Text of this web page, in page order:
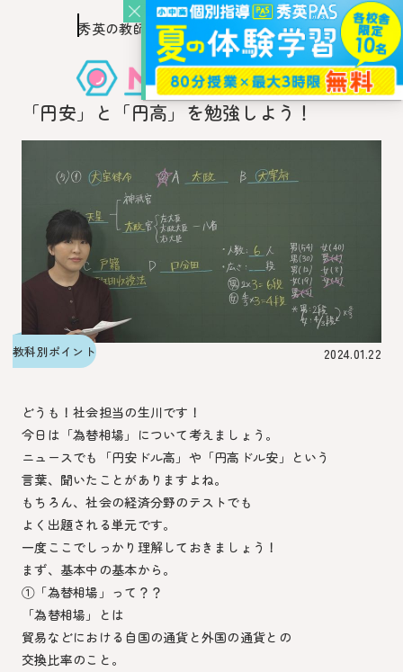
このページの本文へ移動
秀英の教師を知り、
秀英の教師から教わるウェブ・メディア
「円安」と「円高」を勉強しよう！
教科別ポイント 2024.01.22
どうも！社会担当の生川です！
今日は「為替相場」について考えましょう。
ニュースでも「円安ドル高」や「円高ドル安」という
言葉、聞いたことがありますよね。
もちろん、社会の経済分野のテストでも
よく出題される単元です。
一度ここでしっかり理解しておきましょう！
まず、基本中の基本から。
①「為替相場」って？？
「為替相場」とは
貿易などにおける自国の通貨と外国の通貨との
交換比率のこと。